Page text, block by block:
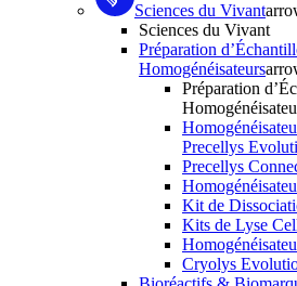
Sciences du Vivant
Sciences du Vivant
Préparation
Homogénéisateurs
Préparation
Precellys
Precellys
Kit de
Kits de Lyse
Cryolys